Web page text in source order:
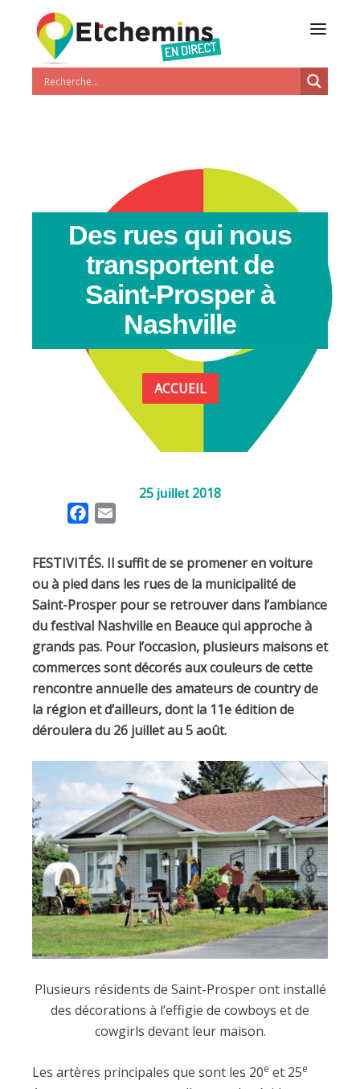
Des rues qui nous
transportent de
Saint-Prosper à
Nashville
ACCUEIL
25 juillet 2018
c
e
b
o
o
k
i
l
FESTIVITÉS. Il suffit de se promener en voiture
ou à pied dans les rues de la municipalité de
Saint-Prosper pour se retrouver dans l’ambiance
du festival Nashville en Beauce qui approche à
grands pas. Pour l’occasion, plusieurs maisons et
commerces sont décorés aux couleurs de cette
rencontre annuelle des amateurs de country de
la région et d’ailleurs, dont la 11e édition de
déroulera du 26 juillet au 5 août.
Plusieurs résidents de Saint-Prosper ont installé
des décorations à l’effigie de cowboys et de
cowgirls devant leur maison.
Les artères principales que sont les 20e et 25e